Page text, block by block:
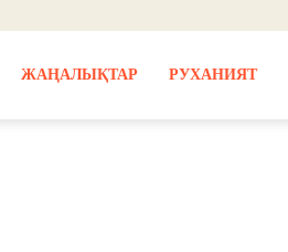
ЖАҢАЛЫҚТАР РУХАНИЯТ